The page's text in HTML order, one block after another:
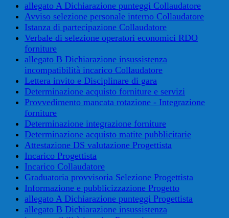
allegato A Dichiarazione punteggi Collaudatore
Avviso selezione personale interno Collaudatore
Istanza di partecipazione Collaudatore
Verbale di selezione operatori economici RDO
forniture
allegato B Dichiarazione insussistenza
incompatibilità incarico Collaudatore
Lettera invito e Disciplinare di gara
Determinazione acquisto forniture e servizi
Provvedimento mancata rotazione - Integrazione
forniture
Determinazione integrazione forniture
Determinazione acquisto matite pubblicitarie
Attestazione DS valutazione Progettista
Incarico Progettista
Incarico Collaudatore
Graduatoria provvisoria Selezione Progettista
Informazione e pubblicizzazione Progetto
allegato A Dichiarazione punteggi Progettista
allegato B Dichiarazione insussistenza